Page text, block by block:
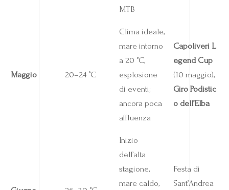
MTB
Maggio 20–24 °C
Clima ideale,
mare intorno
a 20 °C,
esplosione
di eventi;
ancora poca
affluenza
Capoliveri L
egend Cup
(10 maggio),
Giro Podistic
o dell’Elba
Inizio
dell’alta
stagione,
mare caldo,
Festa di
Sant’Andrea